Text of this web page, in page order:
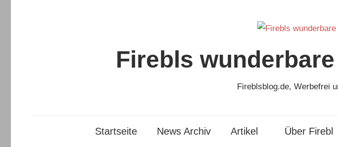
Firebls
Fireblsblog.de, Werbefrei
Startseite News Archiv Artikel Über Firebl